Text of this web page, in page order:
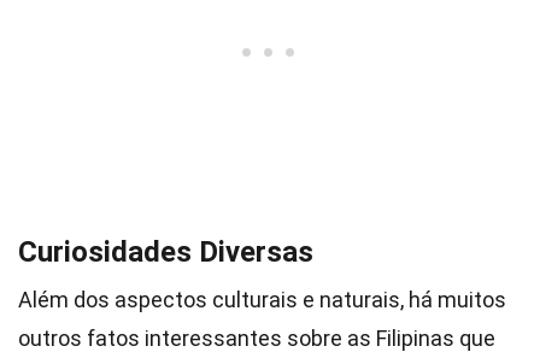
Curiosidades Diversas
Além dos aspectos culturais e naturais, há muitos
outros fatos interessantes sobre as Filipinas que